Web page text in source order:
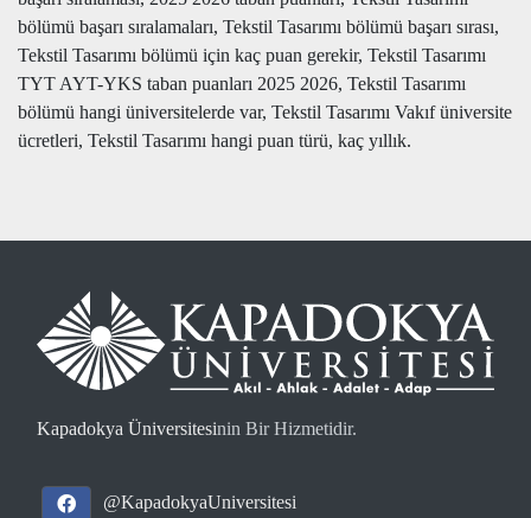
bölümü başarı sıralamaları, Tekstil Tasarımı bölümü başarı sırası,
Tekstil Tasarımı bölümü için kaç puan gerekir, Tekstil Tasarımı
TYT AYT-YKS taban puanları 2025 2026, Tekstil Tasarımı
bölümü hangi üniversitelerde var, Tekstil Tasarımı Vakıf üniversite
ücretleri, Tekstil Tasarımı hangi puan türü, kaç yıllık.
Kapadokya Üniversitesinin Bir Hizmetidir.
@KapadokyaUniversitesi